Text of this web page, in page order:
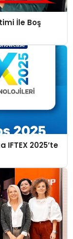
İle Boş
2025’te